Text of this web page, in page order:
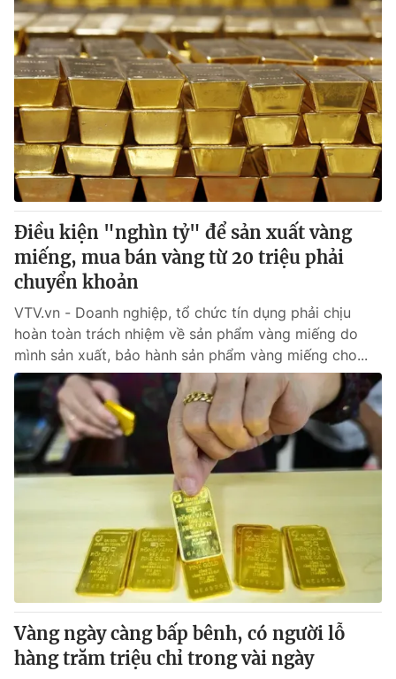
Điều kiện "nghìn tỷ" để sản xuất vàng
miếng, mua bán vàng từ 20 triệu phải
chuyển khoản
VTV.vn - Doanh nghiệp, tổ chức tín dụng phải chịu
hoàn toàn trách nhiệm về sản phẩm vàng miếng do
mình sản xuất, bảo hành sản phẩm vàng miếng cho...
Vàng ngày càng bấp bênh, có người lỗ
hàng trăm triệu chỉ trong vài ngày